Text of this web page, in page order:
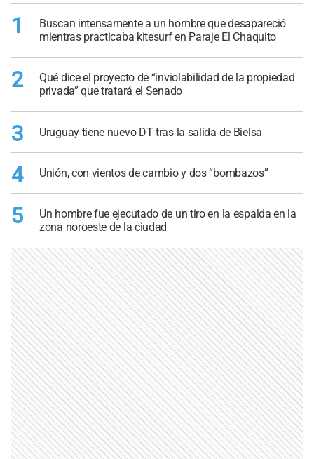
1
Buscan intensamente a un hombre que desapareció
mientras practicaba kitesurf en Paraje El Chaquito
2
Qué dice el proyecto de “inviolabilidad de la propiedad
privada” que tratará el Senado
3 Uruguay tiene nuevo DT tras la salida de Bielsa
4 Unión, con vientos de cambio y dos “bombazos”
5
Un hombre fue ejecutado de un tiro en la espalda en la
zona noroeste de la ciudad